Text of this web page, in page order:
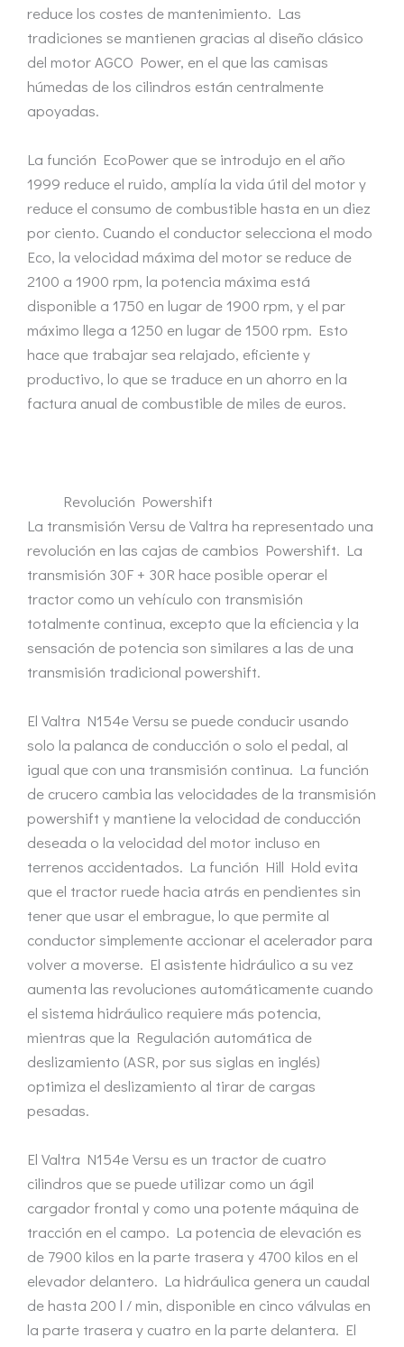
reduce los costes de mantenimiento. Las
tradiciones se mantienen gracias al diseño clásico
del motor AGCO Power, en el que las camisas
húmedas de los cilindros están centralmente
apoyadas.
La función EcoPower que se introdujo en el año
1999 reduce el ruido, amplía la vida útil del motor y
reduce el consumo de combustible hasta en un diez
por ciento. Cuando el conductor selecciona el modo
Eco, la velocidad máxima del motor se reduce de
2100 a 1900 rpm, la potencia máxima está
disponible a 1750 en lugar de 1900 rpm, y el par
máximo llega a 1250 en lugar de 1500 rpm. Esto
hace que trabajar sea relajado, eficiente y
productivo, lo que se traduce en un ahorro en la
factura anual de combustible de miles de euros.
Revolución Powershift
La transmisión Versu de Valtra ha representado una
revolución en las cajas de cambios Powershift. La
transmisión 30F + 30R hace posible operar el
tractor como un vehículo con transmisión
totalmente continua, excepto que la eficiencia y la
sensación de potencia son similares a las de una
transmisión tradicional powershift.
El Valtra N154e Versu se puede conducir usando
solo la palanca de conducción o solo el pedal, al
igual que con una transmisión continua. La función
de crucero cambia las velocidades de la transmisión
powershift y mantiene la velocidad de conducción
deseada o la velocidad del motor incluso en
terrenos accidentados. La función Hill Hold evita
que el tractor ruede hacia atrás en pendientes sin
tener que usar el embrague, lo que permite al
conductor simplemente accionar el acelerador para
volver a moverse. El asistente hidráulico a su vez
aumenta las revoluciones automáticamente cuando
el sistema hidráulico requiere más potencia,
mientras que la Regulación automática de
deslizamiento (ASR, por sus siglas en inglés)
optimiza el deslizamiento al tirar de cargas
pesadas.
El Valtra N154e Versu es un tractor de cuatro
cilindros que se puede utilizar como un ágil
cargador frontal y como una potente máquina de
tracción en el campo. La potencia de elevación es
de 7900 kilos en la parte trasera y 4700 kilos en el
elevador delantero. La hidráulica genera un caudal
de hasta 200 l / min, disponible en cinco válvulas en
la parte trasera y cuatro en la parte delantera. El